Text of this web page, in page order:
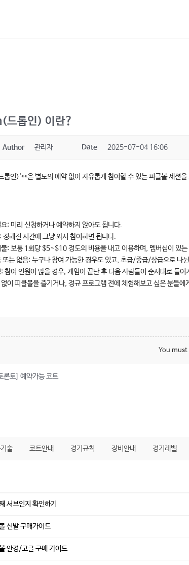
드롭인) 이란?
Author 관리자 Date 2025-07-04 16:06
인)'**은 별도의 예약 없이 자유롭게 참여할 수 있는 피클볼 세션을
: 미리 신청하거나 예약하지 않아도 됩니다.
정해진 시간에 그냥 와서 참여하면 됩니다.
: 보통 1회당 $5~$10 정도의 비용을 내고 이용하며, 멤버십이 있
또는 없음: 누구나 참여 가능한 경우도 있고, 초급/중급/상급으로 나
참여 인원이 많을 경우, 게임이 끝난 후 다음 사람들이 순서대로 들
이 피클볼을 즐기거나, 정규 프로그램 전에 체험해보고 싶은 분들에
You must
론토] 예약가능 코트
술 코트안내 경기규칙 장비안내 경기레벨
서브인지 확인하기
신발 구매가이드
안경/고글 구매 가이드